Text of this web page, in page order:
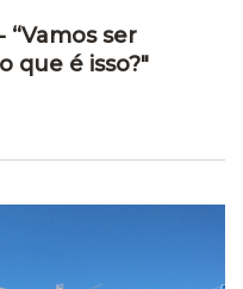
“Vamos ser
que é isso?"